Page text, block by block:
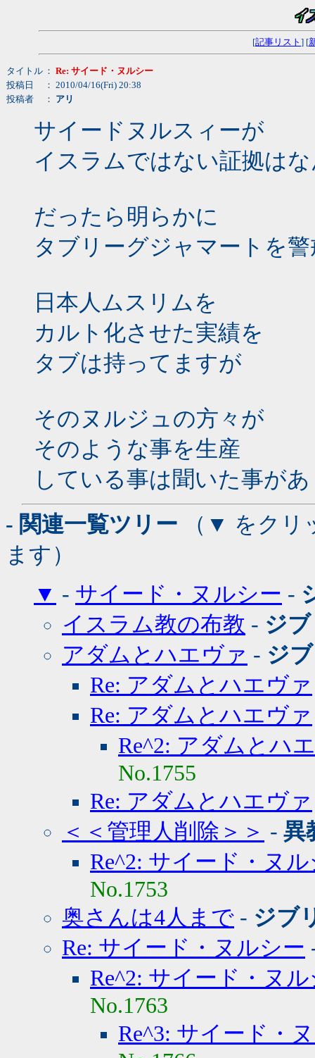
[記事リスト ] [
タイトル ： Re: サイード・ヌルシー
投稿日
： 2010/04/16(Fri) 20:38
投稿者
： アリ
サイードヌルスィーが
イスラムではない証拠は
だったら明らかに
タブリーグジャマートを
日本人ムスリムを
カルト化させた実績を
タブは持ってますが
そのヌルジュの方々が
そのような事を生産
している事は聞いた事が
- 関連一覧ツリー （▼ をクリ
ます）
▼ - サイード・ヌルシー -
イスラム教の布教 - ジ
アダムとハエヴァ - ジ
Re: アダムとハエヴァ
Re: アダムとハエヴァ
Re^2: アダムとハ
No.1755
Re: アダムとハエヴァ
＜＜管理人削除＞＞ - 異
Re^2: サイード・ヌ
No.1753
奥さんは4人まで - ジブ
Re: サイード・ヌルシー
Re^2: サイード・ヌ
No.1763
Re^3: サイード・